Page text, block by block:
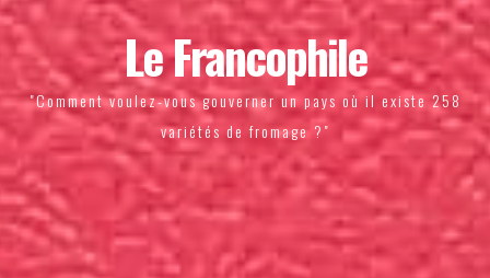
Le Francophile
"Comment voulez-vous gouverner un pays où il existe 258
variétés de fromage ?"